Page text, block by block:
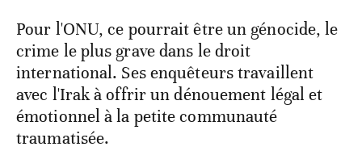
Pour l'ONU, ce pourrait être un génocide, le
crime le plus grave dans le droit
international. Ses enquêteurs travaillent
avec l'Irak à offrir un dénouement légal et
émotionnel à la petite communauté
traumatisée.